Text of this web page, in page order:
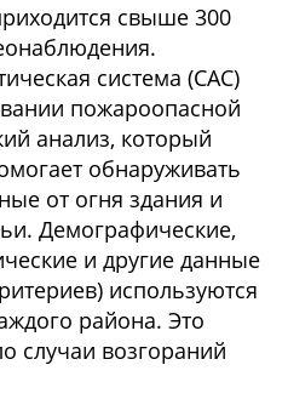
свыше 300
система (САС)
пожароопасной
анализ, который
обнаруживать
от огня здания и
Демографические,
и другие данные
используются
района. Это
случаи возгораний